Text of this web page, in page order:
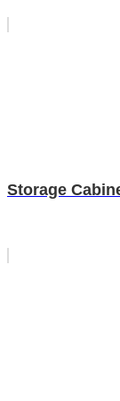
Storage